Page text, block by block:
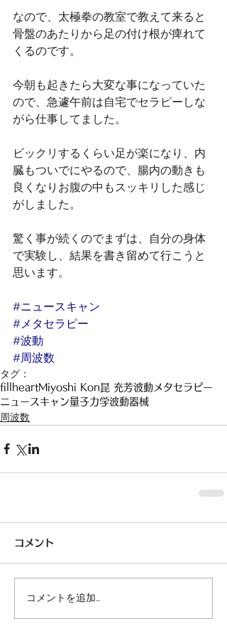
なので、太極拳の教室で教えて来ると
骨盤のあたりから足の付け根が痺れて
くるのです。
今朝も起きたら大変な事になっていた
ので、急遽午前は自宅でセラピーしな
がら仕事してました。
ビックリするくらい足が楽になり、内
臓もついでにやるので、腸内の動きも
良くなりお腹の中もスッキリした感じ
がしました。
驚く事が続くのでまずは、自分の身体
で実験し、結果を書き留めて行こうと
思います。
#ニュースキャン
#メタセラピー
#波動
#周波数
タグ：
fillheartMiyoshi Kon 昆 充芳波動 メタセラピー
ニュースキャン量子力学波動器械
周波数
コメント
コメントを追加…